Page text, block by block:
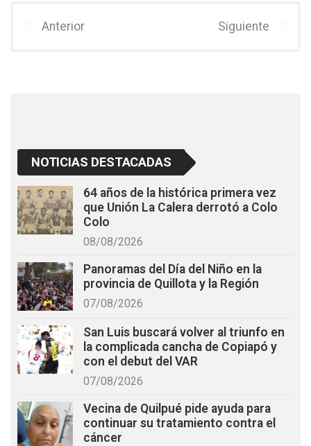
b
er
Anterior Siguiente
NOTICIAS DESTACADAS
64 años de la histórica primera vez
que Unión La Calera derrotó a Colo
Colo
08/08/2026
Panoramas del Día del Niño en la
provincia de Quillota y la Región
07/08/2026
San Luis buscará volver al triunfo en
la complicada cancha de Copiapó y
con el debut del VAR
07/08/2026
Vecina de Quilpué pide ayuda para
continuar su tratamiento contra el
cáncer